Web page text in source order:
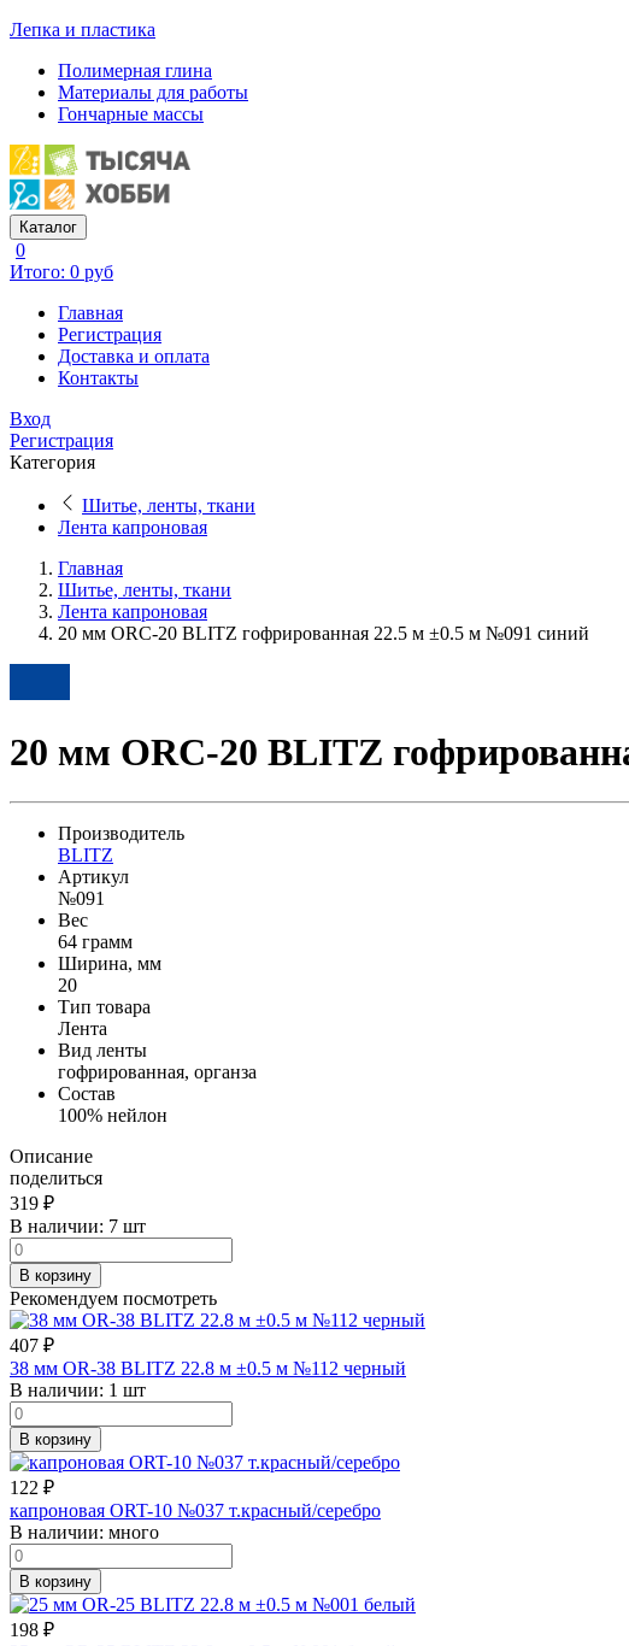
Лепка и пластика
Полимерная глина
Материалы для работы
Гончарные массы
Каталог
0
Итого: 0 руб
Главная
Регистрация
Доставка и оплата
Контакты
Вход
Регистрация
Категория
Шитье, ленты, ткани
Лента капроновая
Главная
Шитье, ленты, ткани
Лента капроновая
20 мм ORC-20 BLITZ гофрированная 22.5 м ±0.5 м №091 синий
20 мм ORC-20 BLITZ
Производитель
BLITZ
Артикул
№091
Вес
64 грамм
Ширина, мм
20
Тип товара
Лента
Вид ленты
гофрированная, органза
Состав
100% нейлон
Описание
поделиться
319 ₽
В наличии: 7 шт
В корзину
Рекомендуем посмотреть
407 ₽
38 мм OR-38 BLITZ 22.8 м ±0.5 м №112 черный
В наличии: 1 шт
В корзину
122 ₽
капроновая ORT-10 №037 т.красный/серебро
В наличии: много
В корзину
198 ₽